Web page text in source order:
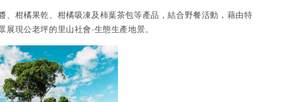
柑橘果乾、柑橘吸凍及柿葉茶包等產品，結合野餐活動，藉由特
現公老坪的里山社會-生態生產地景。